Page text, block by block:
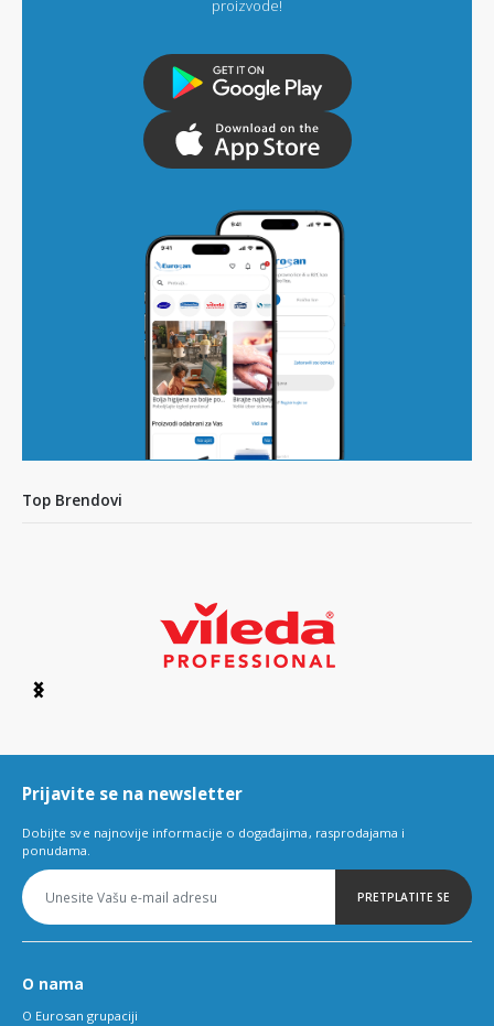
proizvode!
Top Brendovi
Item
6
Prijavite se na newsletter
Dobijte sve najnovije informacije o događajima, rasprodajama i
ponudama.
PRETPLATITE SE
O nama
O Eurosan grupaciji